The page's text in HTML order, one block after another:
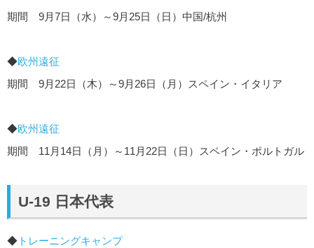
期間 9月7日（水）～9月25日（日）中国/杭州
◆欧州遠征
期間 9月22日（木）～9月26日（月）スペイン・イタリア
◆欧州遠征
期間 11月14日（月）～11月22日（日）スペイン・ポルトガル
U-19 日本代表
◆ トレーニングキャンプ